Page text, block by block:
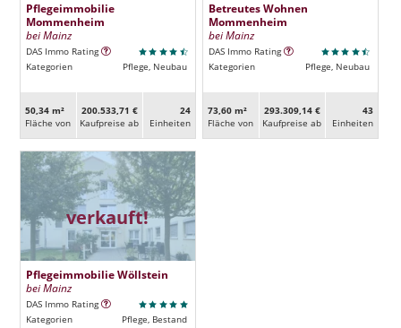
Pflegeimmobilie
Mommenheim
bei Mainz
DAS Immo Rating
Kategorien
Pflege, Neubau
50,34 m²
Fläche von
200.533,71 €
Kaufpreise ab
24
Ein­heiten
Betreutes Wohnen
Mommenheim
bei Mainz
DAS Immo Rating
Kategorien
Pflege, Neubau
73,60 m²
Fläche von
293.309,14 €
Kaufpreise ab
43
Ein­heiten
verkauft!
Pflegeimmobilie Wöllstein
bei Mainz
DAS Immo Rating
Kategorien
Pflege, Bestand